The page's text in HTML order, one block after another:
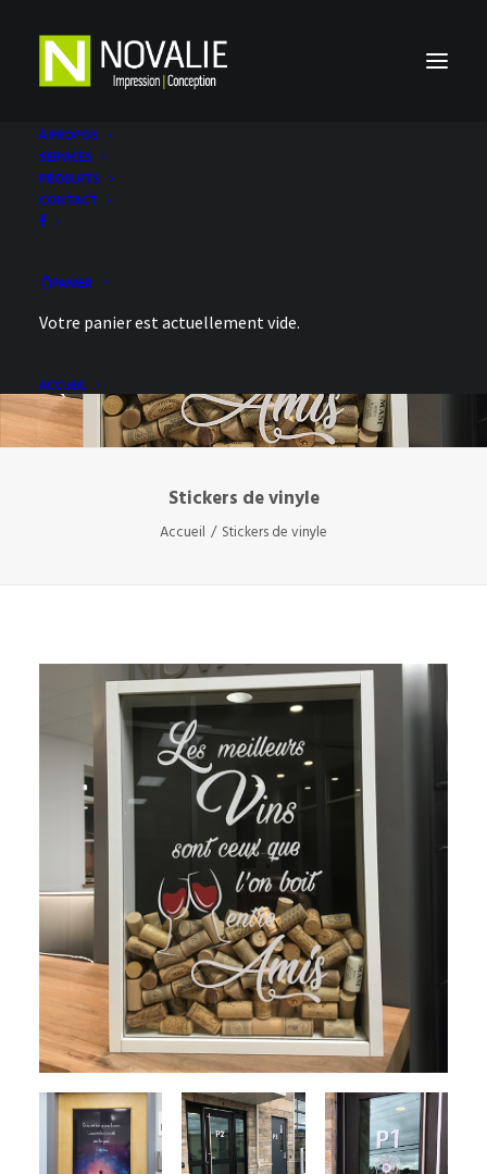
À PROPOS
SERVICES
PRODUITS
CONTACT
PANIER
Votre panier est actuellement vide.
ACCUEIL
Stickers de vinyle
Accueil Stickers de vinyle